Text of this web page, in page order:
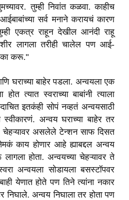
तुम्ही निवांत कळवा. काहीच
सर्व मनाने करायचं कारण
एकत्र राहून देखील आनंदी राहू
लागला तरीही चालेल पण आई-
करू."
घराच्या बाहेर पडला. अन्वयला एक
त्यात स्वराच्या बाबांनी त्याला
इतकंही सोपं नव्हतं अन्वयसाठी
अन्वय घराच्या बाहेर तर
चेहऱ्यावर असलेले टेन्शन साफ दिसत
काय होणार आहे ह्याबद्दल अन्वय
होता. अन्वयच्या चेहऱ्यावर ते
अन्वयला सोडायला बसस्टॉपवर
येणात होते पण तिने त्यांना नकार
निघाले. अन्वय निघाला तर होता पण